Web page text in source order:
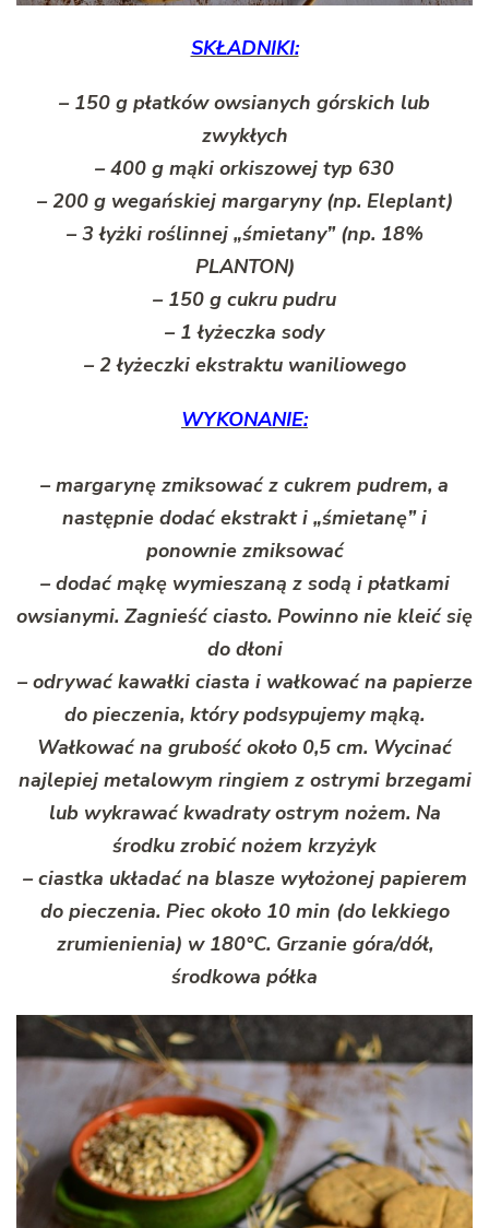
SKŁADNIKI:
– 150 g płatków owsianych górskich lub
zwykłych
– 400 g mąki orkiszowej typ 630
– 200 g wegańskiej margaryny (np. Eleplant)
– 3 łyżki roślinnej „śmietany” (np. 18%
PLANTON)
– 150 g cukru pudru
– 1 łyżeczka sody
– 2 łyżeczki ekstraktu waniliowego
WYKONANIE:
– margarynę zmiksować z cukrem pudrem, a
następnie dodać ekstrakt i „śmietanę” i
ponownie zmiksować
– dodać mąkę wymieszaną z sodą i płatkami
owsianymi. Zagnieść ciasto. Powinno nie kleić się
do dłoni
– odrywać kawałki ciasta i wałkować na papierze
do pieczenia, który podsypujemy mąką.
Wałkować na grubość około 0,5 cm. Wycinać
najlepiej metalowym ringiem z ostrymi brzegami
lub wykrawać kwadraty ostrym nożem. Na
środku zrobić nożem krzyżyk
– ciastka układać na blasze wyłożonej papierem
do pieczenia. Piec około 10 min (do lekkiego
zrumienienia) w 180°C. Grzanie góra/dół,
środkowa półka